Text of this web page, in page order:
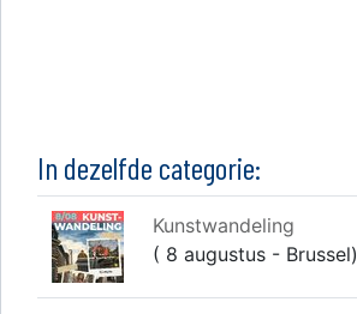
In dezelfde categorie:
Kunstwandeling
( 8 augustus - Brussel)